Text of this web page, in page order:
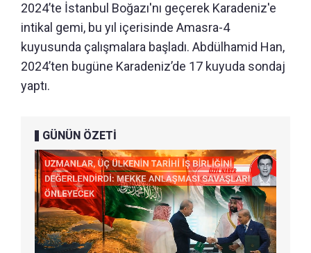
2024’te İstanbul Boğazı'nı geçerek Karadeniz'e
intikal gemi, bu yıl içerisinde Amasra-4
kuyusunda çalışmalara başladı. Abdülhamid Han,
2024’ten bugüne Karadeniz’de 17 kuyuda sondaj
yaptı.
GÜNÜN ÖZETİ